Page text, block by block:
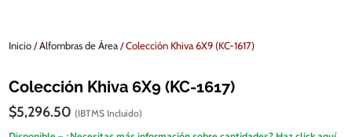
Inicio/Alfombras de Área/ Colección Khiva 6X9 (KC-1617)
Colección Khiva 6X9 (KC-1617)
$5,296.50 (IBTMS Incluido)